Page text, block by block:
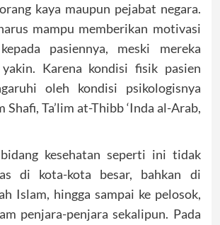
kaya maupun pejabat negara.
mampu memberikan motivasi
pasiennya, meski mereka
Karena kondisi fisik pasien
oleh kondisi psikologisnya
Shafi, Ta’lim at-Thibb ‘Inda al-Arab,
kesehatan seperti ini tidak
di kota-kota besar, bahkan di
Islam, hingga sampai ke pelosok,
penjara-penjara sekalipun. Pada